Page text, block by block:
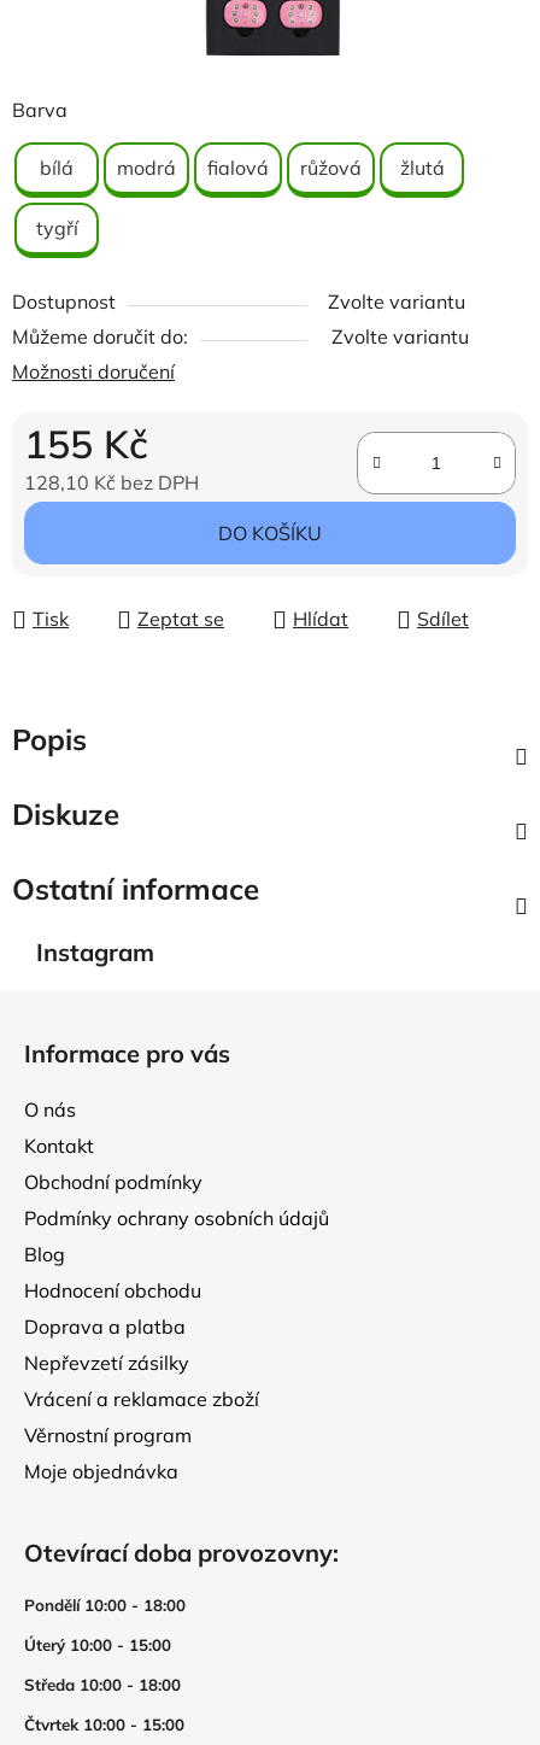
Barva
bílá modrá fialová růžová žlutá
tygří
Dostupnost
Zvolte variantu
Můžeme doručit do:
Zvolte variantu
Možnosti doručení
155 Kč
128,10 Kč bez DPH
Měrná cena:
DO KOŠÍKU
Tisk Zeptat se Hlídat Sdílet
Popis
Diskuze
Ostatní informace
Instagram
Informace pro vás
O nás
Kontakt
Obchodní podmínky
Podmínky ochrany osobních údajů
Blog
Hodnocení obchodu
Doprava a platba
Nepřevzetí zásilky
Vrácení a reklamace zboží
Věrnostní program
Moje objednávka
Otevírací doba provozovny:
Pondělí 10:00 - 18:00
Úterý 10:00 - 15:00
Středa 10:00 - 18:00
Čtvrtek 10:00 - 15:00